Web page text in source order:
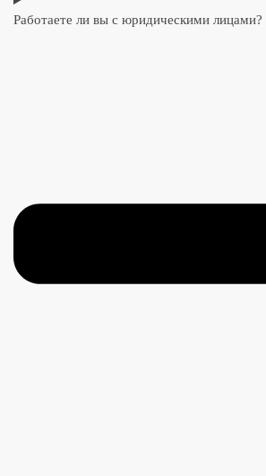
Работаете ли вы с юридическими лицами?